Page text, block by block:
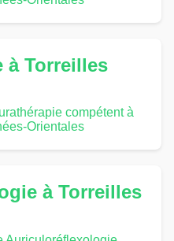
à Torreilles
compétent à
Orientales
à Torreilles